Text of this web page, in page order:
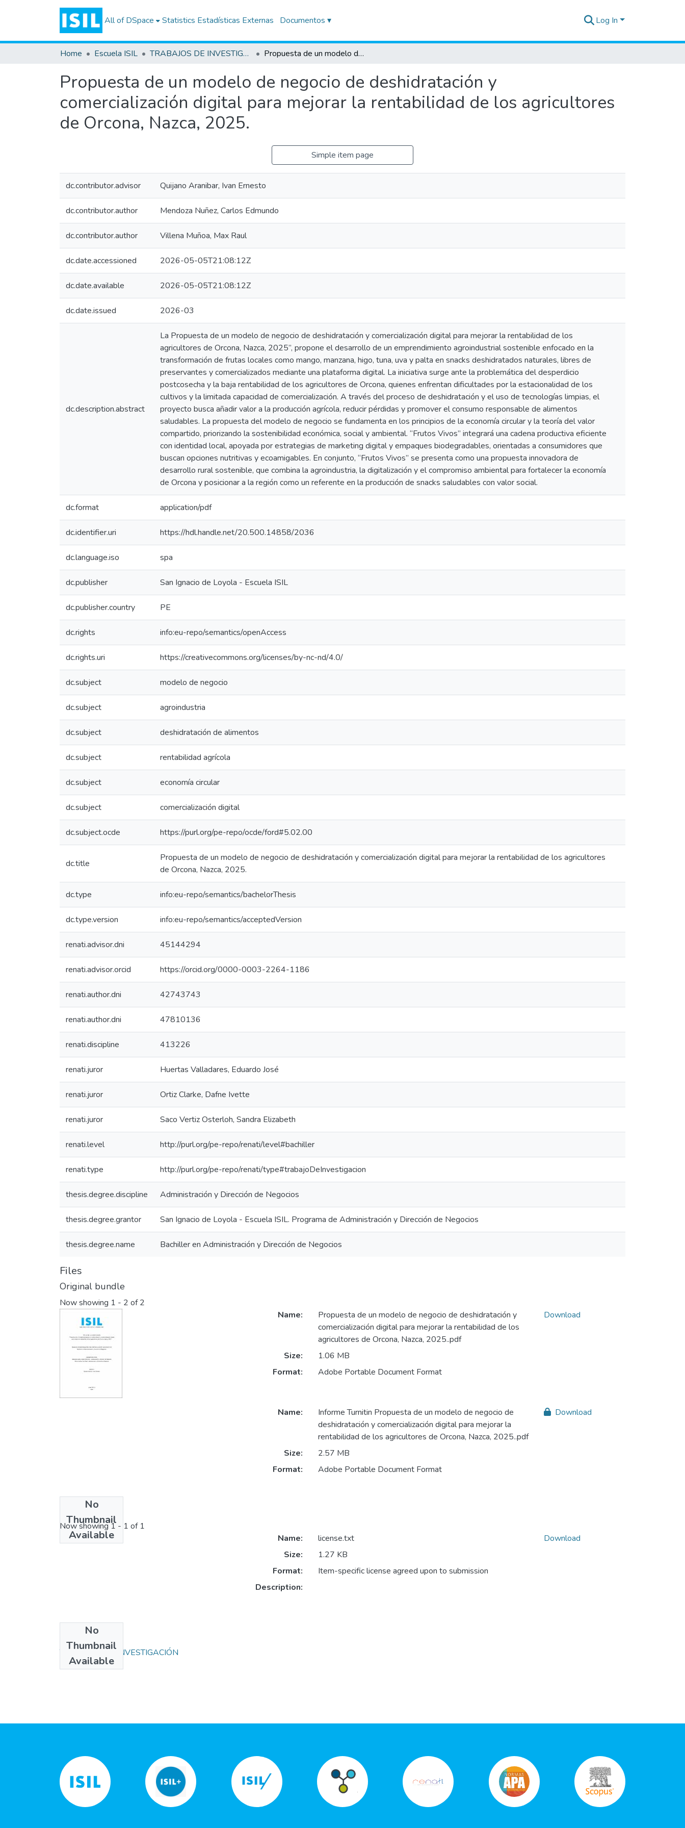
All of DSpace Statistics Estadísticas Externas Documentos ▾ Log In
Home Escuela ISIL TRABAJOS DE INVESTIGACIÓN Propuesta de un modelo de negocio de deshidratación y comercialización digital para mejorar la rentabilidad de los agricultores de Orcona, Nazca, 2025.
Propuesta de un modelo de negocio de deshidratación y
comercialización digital para mejorar la rentabilidad de los agricultores
de Orcona, Nazca, 2025.
Simple item page
dc.contributor.advisor Quijano Aranibar, Ivan Ernesto
dc.contributor.author Mendoza Nuñez, Carlos Edmundo
dc.contributor.author Villena Muñoa, Max Raul
dc.date.accessioned 2026-05-05T21:08:12Z
dc.date.available 2026-05-05T21:08:12Z
dc.date.issued 2026-03
dc.description.abstract
La Propuesta de un modelo de negocio de deshidratación y comercialización digital para mejorar la rentabilidad de los
agricultores de Orcona, Nazca, 2025”, propone el desarrollo de un emprendimiento agroindustrial sostenible enfocado en la
transformación de frutas locales como mango, manzana, higo, tuna, uva y palta en snacks deshidratados naturales, libres de
preservantes y comercializados mediante una plataforma digital. La iniciativa surge ante la problemática del desperdicio
postcosecha y la baja rentabilidad de los agricultores de Orcona, quienes enfrentan dificultades por la estacionalidad de los
cultivos y la limitada capacidad de comercialización. A través del proceso de deshidratación y el uso de tecnologías limpias, el
proyecto busca añadir valor a la producción agrícola, reducir pérdidas y promover el consumo responsable de alimentos
saludables. La propuesta del modelo de negocio se fundamenta en los principios de la economía circular y la teoría del valor
compartido, priorizando la sostenibilidad económica, social y ambiental. “Frutos Vivos” integrará una cadena productiva eficiente
con identidad local, apoyada por estrategias de marketing digital y empaques biodegradables, orientadas a consumidores que
buscan opciones nutritivas y ecoamigables. En conjunto, “Frutos Vivos” se presenta como una propuesta innovadora de
desarrollo rural sostenible, que combina la agroindustria, la digitalización y el compromiso ambiental para fortalecer la economía
de Orcona y posicionar a la región como un referente en la producción de snacks saludables con valor social.
dc.format application/pdf
dc.identifier.uri https://hdl.handle.net/20.500.14858/2036
dc.language.iso spa
dc.publisher San Ignacio de Loyola - Escuela ISIL
dc.publisher.country PE
dc.rights info:eu-repo/semantics/openAccess
dc.rights.uri https://creativecommons.org/licenses/by-nc-nd/4.0/
dc.subject modelo de negocio
dc.subject agroindustria
dc.subject deshidratación de alimentos
dc.subject rentabilidad agrícola
dc.subject economía circular
dc.subject comercialización digital
dc.subject.ocde https://purl.org/pe-repo/ocde/ford#5.02.00
dc.title
Propuesta de un modelo de negocio de deshidratación y comercialización digital para mejorar la rentabilidad de los agricultores
de Orcona, Nazca, 2025.
dc.type info:eu-repo/semantics/bachelorThesis
dc.type.version info:eu-repo/semantics/acceptedVersion
renati.advisor.dni 45144294
renati.advisor.orcid https://orcid.org/0000-0003-2264-1186
renati.author.dni 42743743
renati.author.dni 47810136
renati.discipline 413226
renati.juror Huertas Valladares, Eduardo José
renati.juror Ortiz Clarke, Dafne Ivette
renati.juror Saco Vertiz Osterloh, Sandra Elizabeth
renati.level http://purl.org/pe-repo/renati/level#bachiller
renati.type http://purl.org/pe-repo/renati/type#trabajoDeInvestigacion
thesis.degree.discipline Administración y Dirección de Negocios
thesis.degree.grantor San Ignacio de Loyola - Escuela ISIL. Programa de Administración y Dirección de Negocios
thesis.degree.name Bachiller en Administración y Dirección de Negocios
Files
Original bundle
Now showing 1 - 2 of 2
Name:
Propuesta de un modelo de negocio de deshidratación y
comercialización digital para mejorar la rentabilidad de los
agricultores de Orcona, Nazca, 2025..pdf
Size:
1.06 MB
Format:
Adobe Portable Document Format
Download
No
Thumbnail
Available
Name:
Informe Turnitin Propuesta de un modelo de negocio de
deshidratación y comercialización digital para mejorar la
rentabilidad de los agricultores de Orcona, Nazca, 2025..pdf
Size:
2.57 MB
Format:
Adobe Portable Document Format
Download
License bundle
Now showing1 - 1 of 1
No
Thumbnail
Available
Name:
license.txt
Size:
1.27 KB
Format:
Item-specific license agreed upon to submission
Description:
Download
Collections
TRABAJOS DE INVESTIGACIÓN